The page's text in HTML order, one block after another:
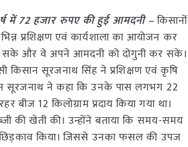
में 72 हजार रुपए की हुई आमदनी –किसानों
प्रशिक्षण एवं कार्यशाला का आयोजन कर
सके और वे अपने आमदनी को दोगुनी कर सके।
किसान सूरजनाथ सिंह ने प्रशिक्षण एवं कृषि
सूरजनाथ ने कहा कि उनके पास लगभग 22
बीज 12 किलोग्राम प्रदाय किया गया था।
खेती की। उन्होंने बताया कि समय-समय
छिड़काव किया। जिससे उनका फसल की उपज